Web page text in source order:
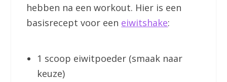
hebben na een workout. Hier is een
basisrecept voor een eiwitshake:
1 scoop eiwitpoeder (smaak naar
keuze)